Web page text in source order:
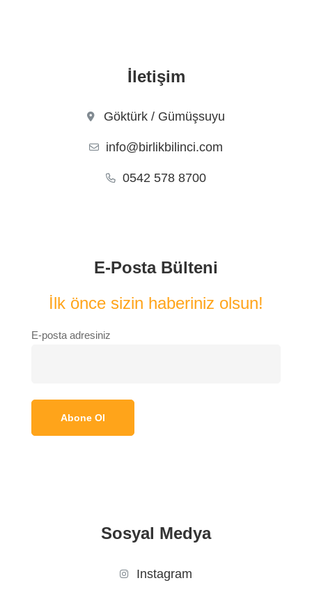
İletişim
Göktürk / Gümüşsuyu
info@birlikbilinci.com
0542 578 8700
E-Posta Bülteni
İlk önce sizin haberiniz olsun!
E-posta adresiniz
Sosyal Medya
Instagram